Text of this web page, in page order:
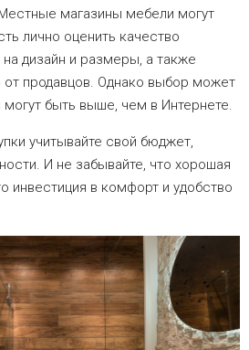
магазины мебели могут
лично оценить качество
дизайн и размеры, а также
от продавцов. Однако выбор может
быть выше, чем в Интернете.
учитывайте свой бюджет,
И не забывайте, что хорошая
инвестиция в комфорт и удобство